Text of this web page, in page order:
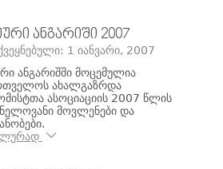
ᲐᲜᲒᲐᲠᲘᲨᲘ 2007
1 იანვარი, 2007
ანგარიშში მოცემულია
ახალგაზრდა
ასოციაციის 2007 წლის
მოვლენები და